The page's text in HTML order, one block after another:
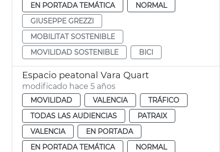
EN PORTADA TEMÁTICA
NORMAL
GIUSEPPE GREZZI
MOBILITAT SOSTENIBLE
MOVILIDAD SOSTENIBLE
BICI
Espacio peatonal Vara Quart
modificado hace 5 años
MOVILIDAD VALENCIA
TRÁFICO
TODAS LAS AUDIENCIAS
PATRAIX
VALENCIA
EN PORTADA
EN PORTADA TEMÁTICA
NORMAL